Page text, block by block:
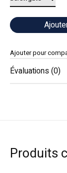
Ajouter pour
Évaluations (0)
Produits